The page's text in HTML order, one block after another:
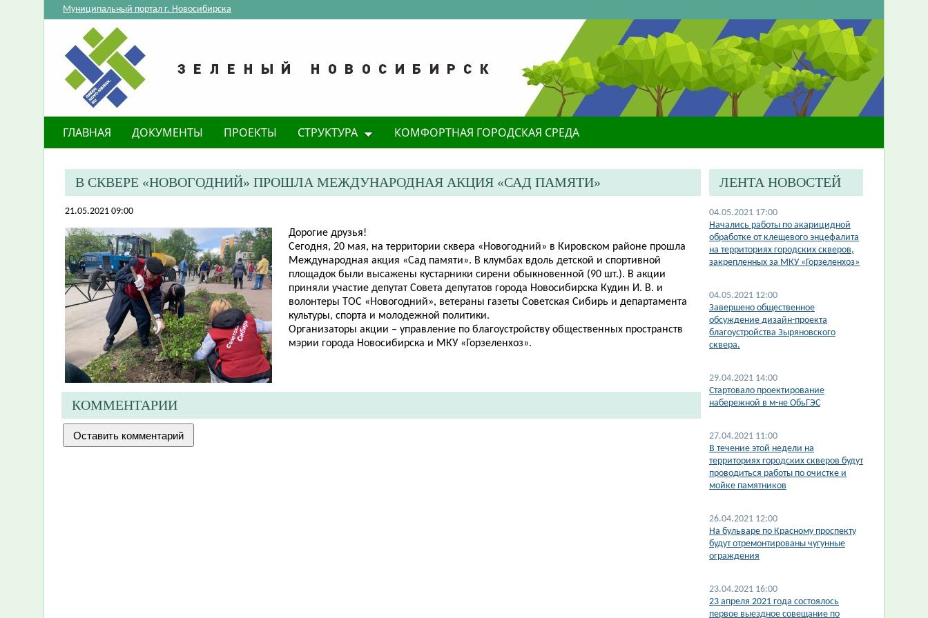
Муниципальный портал г. Новосибирска
ГЛАВНАЯ ДОКУМЕНТЫ ПРОЕКТЫ СТРУКТУРА КОМФОРТНАЯ ГОРОДСКАЯ СРЕДА
В СКВЕРЕ «НОВОГОДНИЙ» ПРОШЛА МЕЖДУНАРОДНАЯ АКЦИЯ «САД ПАМЯТИ»
21.05.2021 09:00
Дорогие друзья!
Сегодня, 20 мая, на территории сквера «Новогодний» в Кировском районе прошла
Международная акция «Сад памяти». В клумбах вдоль детской и спортивной
площадок были высажены кустарники сирени обыкновенной (90 шт.). В акции
приняли участие депутат Совета депутатов города Новосибирска Кудин И. В. и
волонтеры ТОС «Новогодний», ветераны газеты Советская Сибирь и департамента
культуры, спорта и молодежной политики.
Организаторы акции – управление по благоустройству общественных пространств
мэрии города Новосибирска и МКУ «Горзеленхоз».
КОММЕНТАРИИ
ЛЕНТА НОВОСТЕЙ
04.05.2021 17:00
Начались работы по акарицидной
обработке от клещевого энцефалита
на территориях городских скверов,
закрепленных за МКУ «Горзеленхоз»
04.05.2021 12:00
Завершено общественное
обсуждение дизайн-проекта
благоустройства Зыряновского
сквера.
29.04.2021 14:00
Стартовало проектирование
набережной в м-не ОбьГЭС
27.04.2021 11:00
В течение этой недели на
территориях городских скверов будут
проводиться работы по очистке и
мойке памятников
26.04.2021 12:00
На бульваре по Красному проспекту
будут отремонтированы чугунные
ограждения
23.04.2021 16:00
​23 апреля 2021 года состоялось
первое выездное совещание по